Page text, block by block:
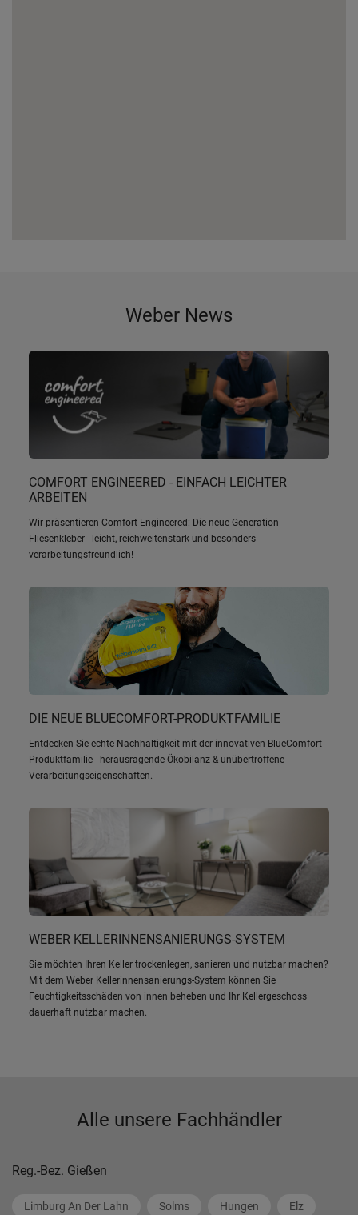
Weber News
COMFORT ENGINEERED - EINFACH LEICHTER
ARBEITEN
Wir präsentieren Comfort Engineered: Die neue Generation
Fliesenkleber - leicht, reichweitenstark und besonders
verarbeitungsfreundlich!
DIE NEUE BLUECOMFORT-PRODUKTFAMILIE
Entdecken Sie echte Nachhaltigkeit mit der innovativen BlueComfort-
Produktfamilie - herausragende Ökobilanz & unübertroffene
Verarbeitungseigenschaften.
WEBER KELLERINNENSANIERUNGS-SYSTEM
Sie möchten Ihren Keller trockenlegen, sanieren und nutzbar machen?
Mit dem Weber Kellerinnensanierungs-System können Sie
Feuchtigkeitsschäden von innen beheben und Ihr Kellergeschoss
dauerhaft nutzbar machen.
Alle unsere Fachhändler
Reg.-Bez. Gießen
Limburg An Der Lahn Solms Hungen Elz